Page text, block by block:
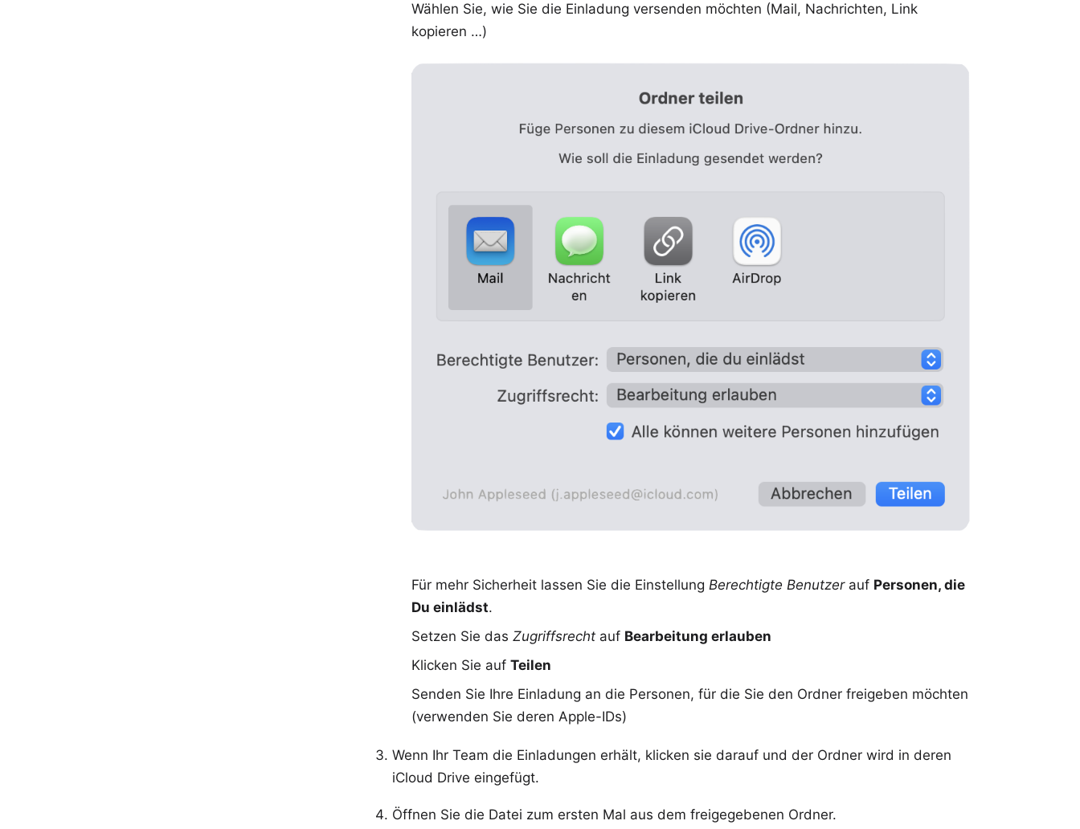
Wählen Sie, wie Sie die Einladung versenden möchten (Mail, Nachrichten, Link
kopieren …)
Für mehr Sicherheit lassen Sie die Einstellung Berechtigte Benutzerauf Personen, die
Du einlädst.
Setzen Sie das Zugriffsrecht auf Bearbeitung erlauben
Klicken Sie auf Teilen
Senden Sie Ihre Einladung an die Personen, für die Sie den Ordner freigeben möchten
(verwenden Sie deren Apple-IDs)
Wenn Ihr Team die Einladungen erhält, klicken sie darauf und der Ordner wird in deren
iCloud Drive eingefügt.
Öffnen Sie die Datei zum ersten Mal aus dem freigegebenen Ordner.